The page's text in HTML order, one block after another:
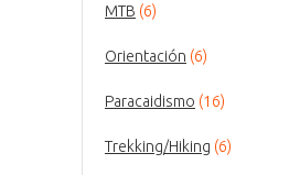
MTB (6)
Orientación (6)
Paracaidismo (16)
Trekking/Hiking (6)